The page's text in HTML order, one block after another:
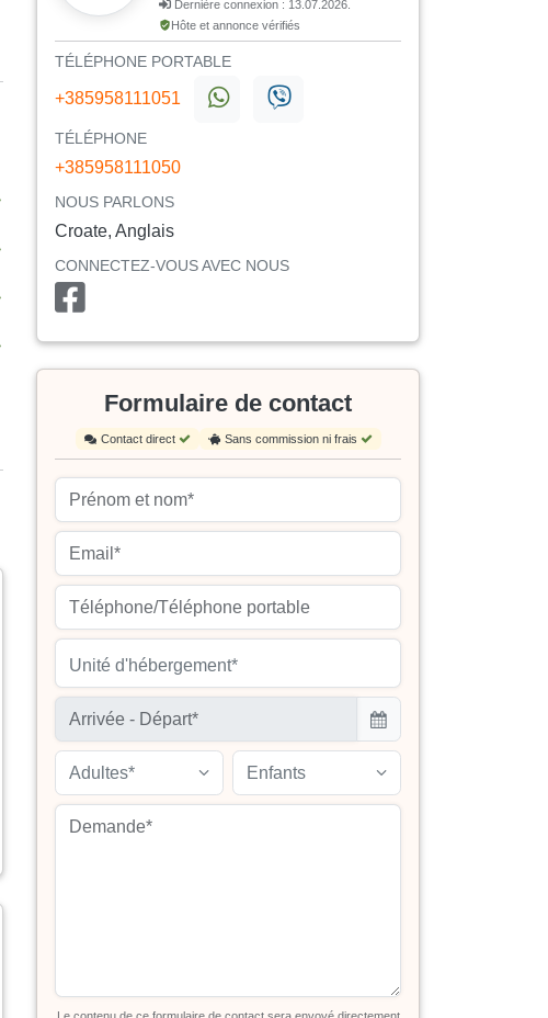
Dernière connexion : 13.07.2026.
Hôte et annonce vérifiés
TÉLÉPHONE PORTABLE
+385958111051
TÉLÉPHONE
+385958111050
NOUS PARLONS
Croate, Anglais
CONNECTEZ-VOUS AVEC NOUS
Formulaire de contact
Contact direct Sans commission ni frais
Unité d'hébergement*
Adultes* Enfants